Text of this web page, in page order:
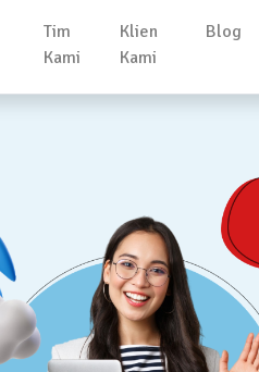
Tim
Kami
Klien
Kami
Blog